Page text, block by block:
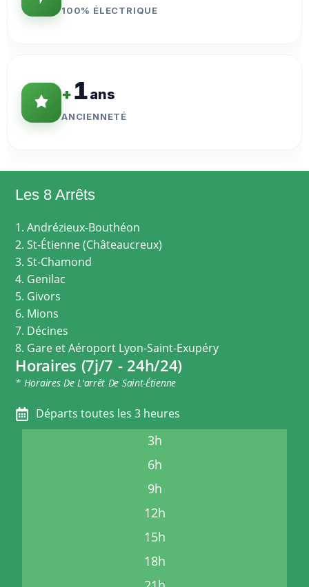
100% ÉLECTRIQUE
+1ans
ANCIENNETÉ
Les 8 Arrêts
1. Andrézieux-Bouthéon
2. St-Étienne (Châteaucreux)
3. St-Chamond
4. Genilac
5. Givors
6. Mions
7. Décines
8. Gare et Aéroport Lyon-Saint-Exupéry
Horaires (7j/7 - 24h/24)
* Horaires De L'arrêt De Saint-Étienne
Départs toutes les 3 heures
3h
6h
9h
12h
15h
18h